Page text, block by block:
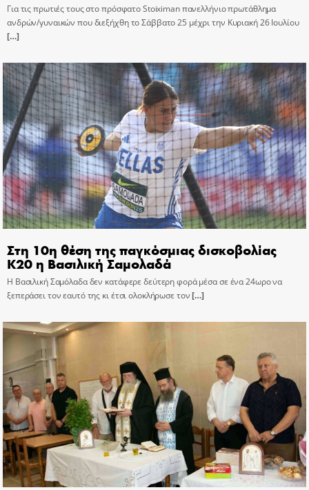
Για τις πρωτιές τους στο πρόσφατο Stoiximan πανελλήνιο πρωτάθλημα
ανδρών/γυναικών που διεξήχθη το Σάββατο 25 μέχρι την Κυριακή 26 Ιουλίου
[…]
Στη 10η θέση της παγκόσμιας δισκοβολίας
Κ20 η Βασιλική Σαμολαδά
Η Βασιλική Σαμόλαδα δεν κατάφερε δεύτερη φορά μέσα σε ένα 24ωρο να
ξεπεράσει τον εαυτό της κι έτσι ολοκλήρωσε τον[…]